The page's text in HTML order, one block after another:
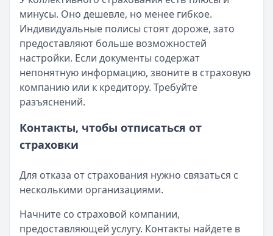
минусы. Оно дешевле, но менее гибкое.
Индивидуальные полисы стоят дороже, зато
предоставляют больше возможностей
настройки. Если документы содержат
непонятную информацию, звоните в страховую
компанию или к кредитору. Требуйте
разъяснений.
Контакты, чтобы отписаться от
страховки
Для отказа от страхования нужно связаться с
несколькими организациями.
Начните со страховой компании,
предоставляющей услугу. Контакты найдете в